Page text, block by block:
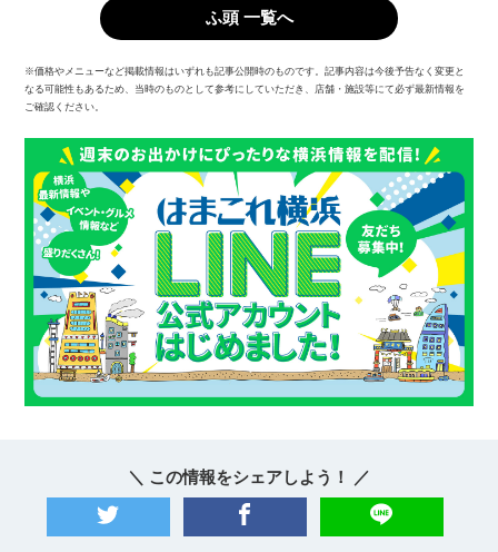
ふ頭 一覧へ
※価格やメニューなど掲載情報はいずれも記事公開時のものです。記事内容は今後予告なく変更と
なる可能性もあるため、当時のものとして参考にしていただき、店舗・施設等にて必ず最新情報を
ご確認ください。
＼ この情報をシェアしよう！ ／